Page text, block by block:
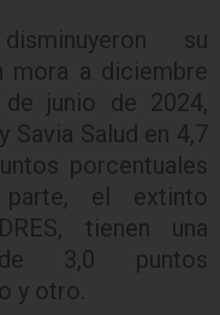
su
mora a diciembre
junio de 2024,
Savia Salud en 4,7
porcentuales
parte, el extinto
tienen una
de 3,0 puntos
y otro.